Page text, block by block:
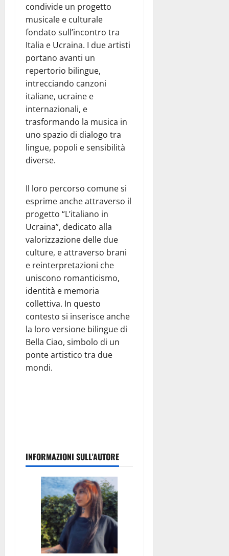
condivide un progetto
musicale e culturale
fondato sull’incontro tra
Italia e Ucraina. I due artisti
portano avanti un
repertorio bilingue,
intrecciando canzoni
italiane, ucraine e
internazionali, e
trasformando la musica in
uno spazio di dialogo tra
lingue, popoli e sensibilità
diverse.
Il loro percorso comune si
esprime anche attraverso il
progetto “L’italiano in
Ucraina”, dedicato alla
valorizzazione delle due
culture, e attraverso brani
e reinterpretazioni che
uniscono romanticismo,
identità e memoria
collettiva. In questo
contesto si inserisce anche
la loro versione bilingue di
Bella Ciao, simbolo di un
ponte artistico tra due
mondi.
INFORMAZIONI SULL'AUTORE